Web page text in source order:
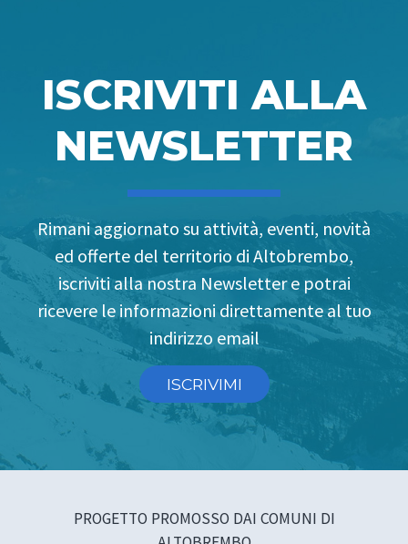
ISCRIVITI ALLA
NEWSLETTER
Rimani aggiornato su attività, eventi, novità
ed offerte del territorio di Altobrembo,
iscriviti alla nostra Newsletter e potrai
ricevere le informazioni direttamente al tuo
indirizzo email
ISCRIVIMI
PROGETTO PROMOSSO DAI COMUNI DI